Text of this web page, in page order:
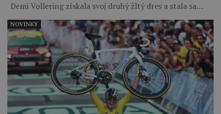
Demi Vollering získala svoj druhý žltý dres a stala sa…
NOVINKY